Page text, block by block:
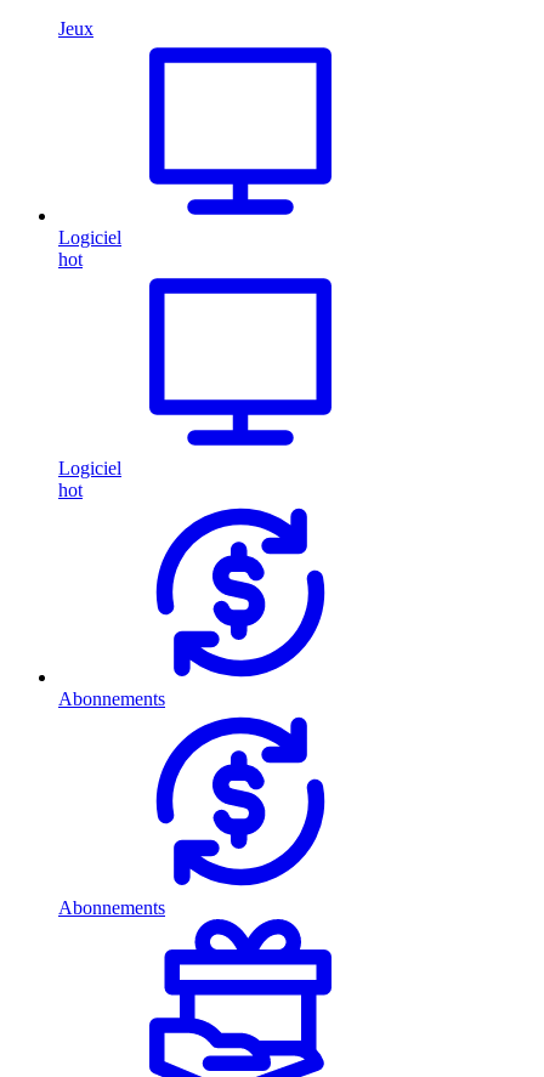
Jeux
Logiciel
hot
Logiciel
hot
Abonnements
Abonnements